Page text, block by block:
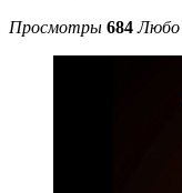
Просмотры 684 Любо